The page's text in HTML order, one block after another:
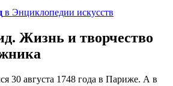
в Энциклопедии искусств
Жизнь и творчество
30 августа 1748 года в Париже. А в